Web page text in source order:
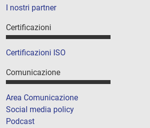
I nostri partner
Certificazioni
Certificazioni ISO
Comunicazione
Area Comunicazione
Social media policy
Podcast